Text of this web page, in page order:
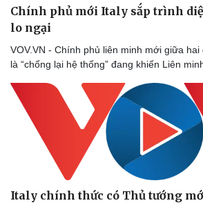
Chính phủ mới Italy sắp trình
lo ngại
VOV.VN - Chính phủ liên minh mới giữa hai
là “chống lại hệ thống” đang khiến Liên
Italy chính thức có Thủ tướng